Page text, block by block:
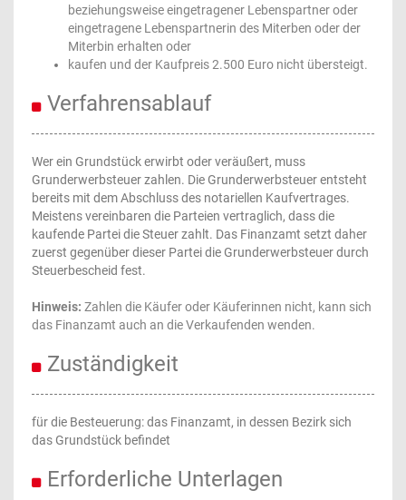
beziehungsweise eingetragener Lebenspartner oder
eingetragene Lebenspartnerin des Miterben oder der
Miterbin erhalten oder
kaufen und der Kaufpreis 2.500 Euro nicht übersteigt.
Verfahrensablauf
Wer ein Grundstück erwirbt oder veräußert, muss
Grunderwerbsteuer zahlen. Die Grunderwerbsteuer entsteht
bereits mit dem Abschluss des notariellen Kaufvertrages.
Meistens vereinbaren die Parteien vertraglich, dass die
kaufende Partei die Steuer zahlt. Das Finanzamt setzt daher
zuerst gegenüber dieser Partei die Grunderwerbsteuer durch
Steuerbescheid fest.
Hinweis: Zahlen die Käufer oder Käuferinnen nicht, kann sich
das Finanzamt auch an die Verkaufenden wenden.
Zuständigkeit
für die Besteuerung: das Finanzamt, in dessen Bezirk sich
das Grundstück befindet
Erforderliche Unterlagen